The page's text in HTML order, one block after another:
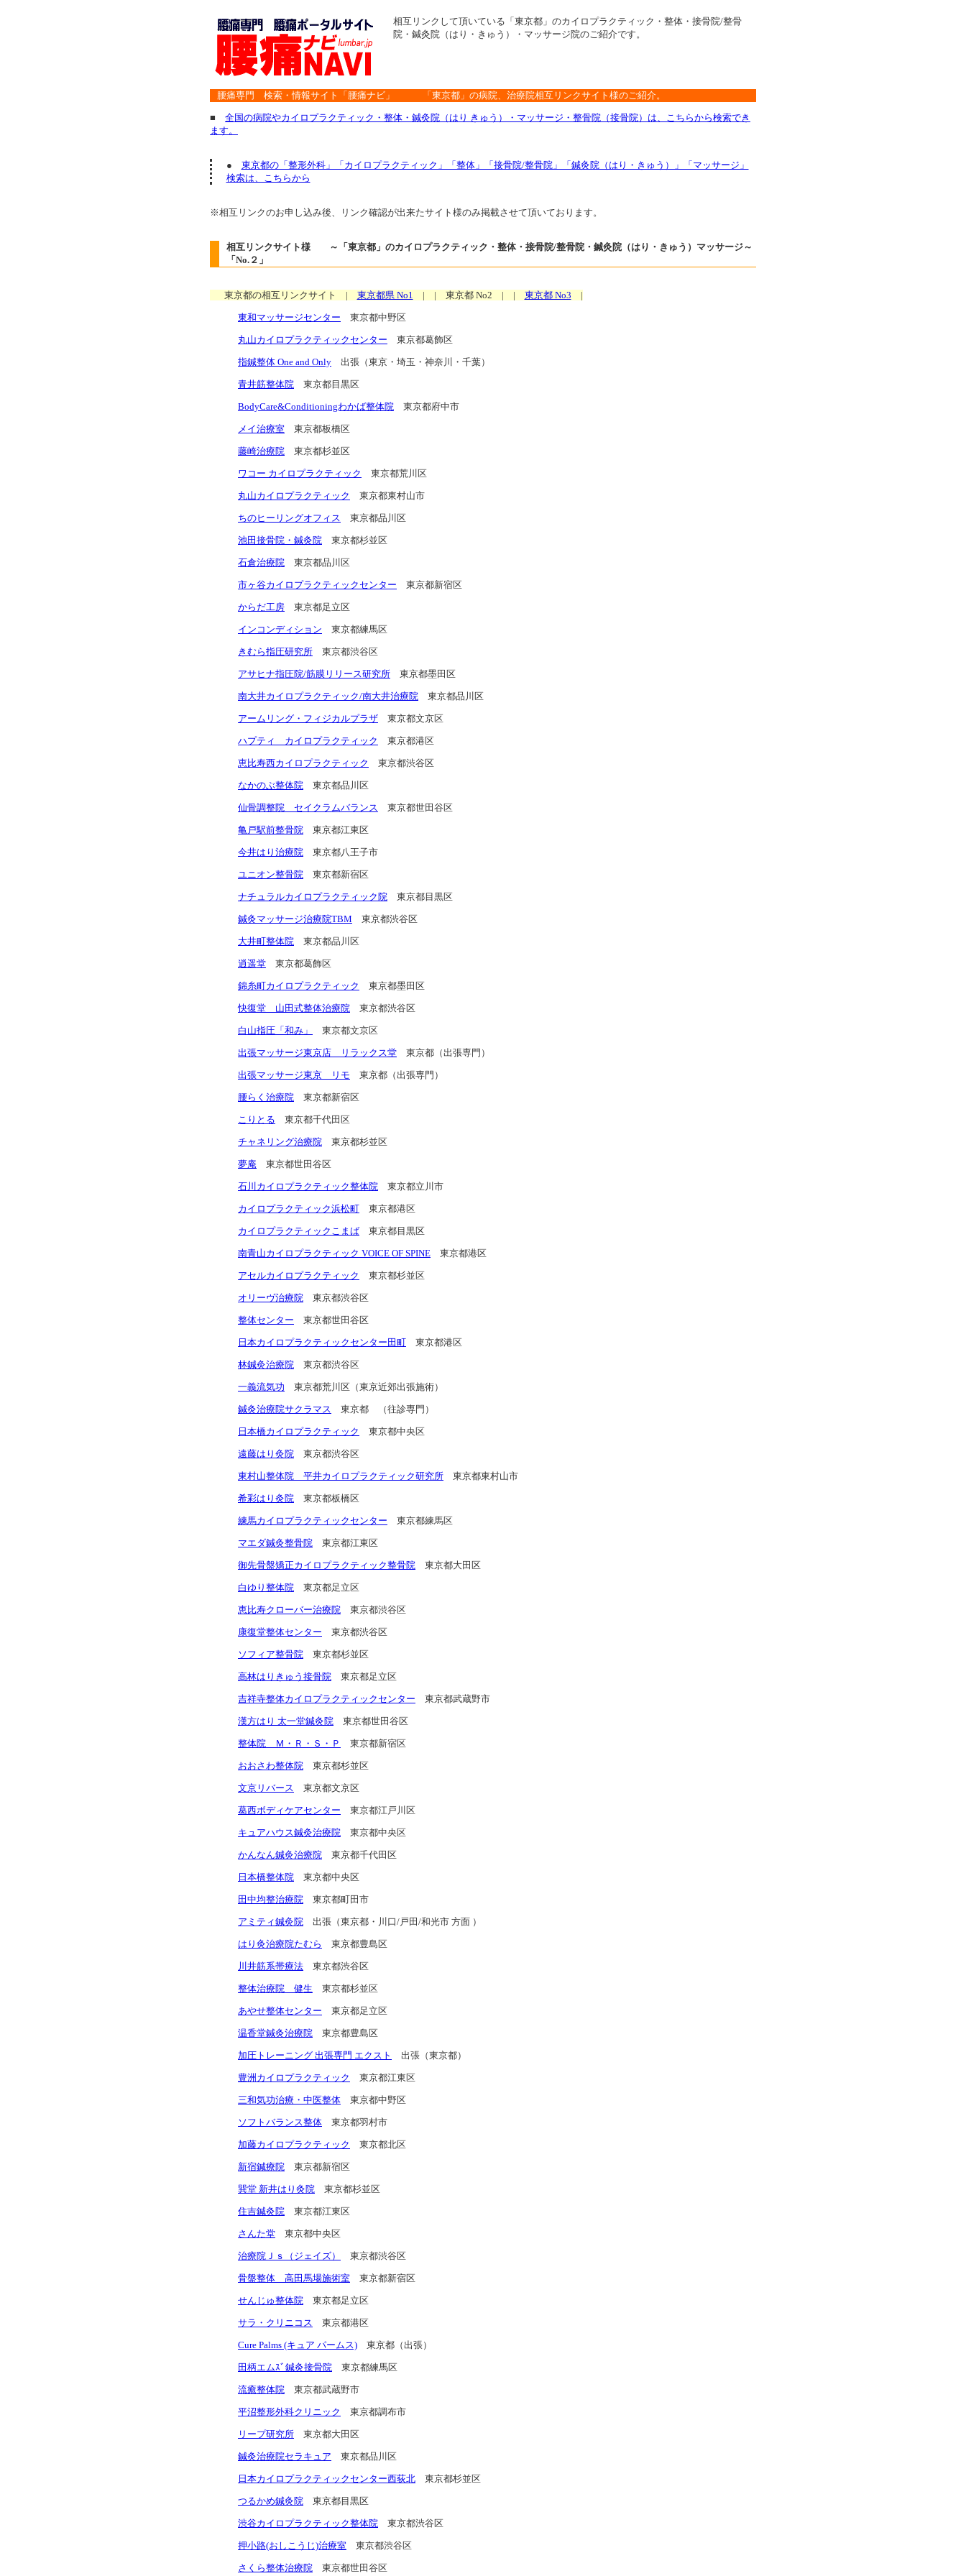
相互リンクして頂いている「東京都」のカイロプラクティック・整体・接骨院/整骨
院・鍼灸院（はり・きゅう）・マッサージ院のご紹介です。
腰痛専門 検索・情報サイト「腰痛ナビ」 「東京都」の病院、治療院相互リンクサイト様のご紹介。
■ 全国の病院やカイロプラクティック・整体・鍼灸院（はり きゅう）・マッサージ・整骨院（接骨院）は、こちらから検索でき
ます。
● 東京都の「整形外科」「カイロプラクティック」「整体」「接骨院/整骨院」「鍼灸院（はり・きゅう）」「マッサージ」
検索は、こちらから
※相互リンクのお申し込み後、リンク確認が出来たサイト様のみ掲載させて頂いております。
相互リンクサイト様 ～「東京都」のカイロプラクティック・整体・接骨院/整骨院・鍼灸院（はり・きゅう）マッサージ～
「No.２」
東京都の相互リンクサイト | 東京都県 No1 | | 東京都 No2 | | 東京都 No3 |
東和マッサージセンター 東京都中野区
丸山カイロプラクティックセンター 東京都葛飾区
指鍼整体 One and Only 出張（東京・埼玉・神奈川・千葉）
青井筋整体院 東京都目黒区
BodyCare&Conditioningわかば整体院 東京都府中市
メイ治療室 東京都板橋区
藤崎治療院 東京都杉並区
ワコー カイロプラクティック 東京都荒川区
丸山カイロプラクティック 東京都東村山市
ちのヒーリングオフィス 東京都品川区
池田接骨院・鍼灸院 東京都杉並区
石倉治療院 東京都品川区
市ヶ谷カイロプラクティックセンター 東京都新宿区
からだ工房 東京都足立区
インコンディション 東京都練馬区
きむら指圧研究所 東京都渋谷区
アサヒナ指圧院/筋膜リリース研究所 東京都墨田区
南大井カイロプラクティック/南大井治療院 東京都品川区
アームリング・フィジカルプラザ 東京都文京区
ハプティ カイロプラクティック 東京都港区
恵比寿西カイロプラクティック 東京都渋谷区
なかのぶ整体院 東京都品川区
仙骨調整院 セイクラムバランス 東京都世田谷区
亀戸駅前整骨院 東京都江東区
今井はり治療院 東京都八王子市
ユニオン整骨院 東京都新宿区
ナチュラルカイロプラクティック院 東京都目黒区
鍼灸マッサージ治療院TBM 東京都渋谷区
大井町整体院 東京都品川区
逍遥堂 東京都葛飾区
錦糸町カイロプラクティック 東京都墨田区
快復堂 山田式整体治療院 東京都渋谷区
白山指圧「和み」 東京都文京区
出張マッサージ東京店 リラックス堂 東京都（出張専門）
出張マッサージ東京 リモ 東京都（出張専門）
腰らく治療院 東京都新宿区
こりとる 東京都千代田区
チャネリング治療院 東京都杉並区
夢庵 東京都世田谷区
石川カイロプラクティック整体院 東京都立川市
カイロプラクティック浜松町 東京都港区
カイロプラクティックこまば 東京都目黒区
南青山カイロプラクティック VOICE OF SPINE 東京都港区
アセルカイロプラクティック 東京都杉並区
オリーヴ治療院 東京都渋谷区
整体センター 東京都世田谷区
日本カイロプラクティックセンター田町 東京都港区
林鍼灸治療院 東京都渋谷区
一義流気功 東京都荒川区（東京近郊出張施術）
鍼灸治療院サクラマス 東京都 （往診専門）
日本橋カイロプラクティック 東京都中央区
遠藤はり灸院 東京都渋谷区
東村山整体院 平井カイロプラクティック研究所 東京都東村山市
希彩はり灸院 東京都板橋区
練馬カイロプラクティックセンター 東京都練馬区
マエダ鍼灸整骨院 東京都江東区
御先骨盤矯正カイロプラクティック整骨院 東京都大田区
白ゆり整体院 東京都足立区
恵比寿クローバー治療院 東京都渋谷区
康復堂整体センター 東京都渋谷区
ソフィア整骨院 東京都杉並区
高林はりきゅう接骨院 東京都足立区
吉祥寺整体カイロプラクティックセンター 東京都武蔵野市
漢方はり 太一堂鍼灸院 東京都世田谷区
整体院 Ｍ・Ｒ・Ｓ・Ｐ 東京都新宿区
おおさわ整体院 東京都杉並区
文京リバース 東京都文京区
葛西ボディケアセンター 東京都江戸川区
キュアハウス鍼灸治療院 東京都中央区
かんなん鍼灸治療院 東京都千代田区
日本橋整体院 東京都中央区
田中均整治療院 東京都町田市
アミティ鍼灸院 出張（東京都・川口/戸田/和光市 方面 ）
はり灸治療院たむら 東京都豊島区
川井筋系帯療法 東京都渋谷区
整体治療院 健生 東京都杉並区
あやせ整体センター 東京都足立区
温香堂鍼灸治療院 東京都豊島区
加圧トレーニング 出張専門 エクスト 出張（東京都）
豊洲カイロプラクティック 東京都江東区
三和気功治療・中医整体 東京都中野区
ソフトバランス整体 東京都羽村市
加藤カイロプラクティック 東京都北区
新宿鍼療院 東京都新宿区
巽堂 新井はり灸院 東京都杉並区
住吉鍼灸院 東京都江東区
さんた堂 東京都中央区
治療院Ｊｓ（ジェイズ） 東京都渋谷区
骨盤整体 高田馬場施術室 東京都新宿区
せんじゅ整体院 東京都足立区
サラ・クリニコス 東京都港区
Cure Palms (キュア パームス) 東京都（出張）
田柄エムｽﾞ鍼灸接骨院 東京都練馬区
流癒整体院 東京都武蔵野市
平沼整形外科クリニック 東京都調布市
リープ研究所 東京都大田区
鍼灸治療院セラキュア 東京都品川区
日本カイロプラクティックセンター西荻北 東京都杉並区
つるかめ鍼灸院 東京都目黒区
渋谷カイロプラクティック整体院 東京都渋谷区
押小路(おしこうじ)治療室 東京都渋谷区
さくら整体治療院 東京都世田谷区